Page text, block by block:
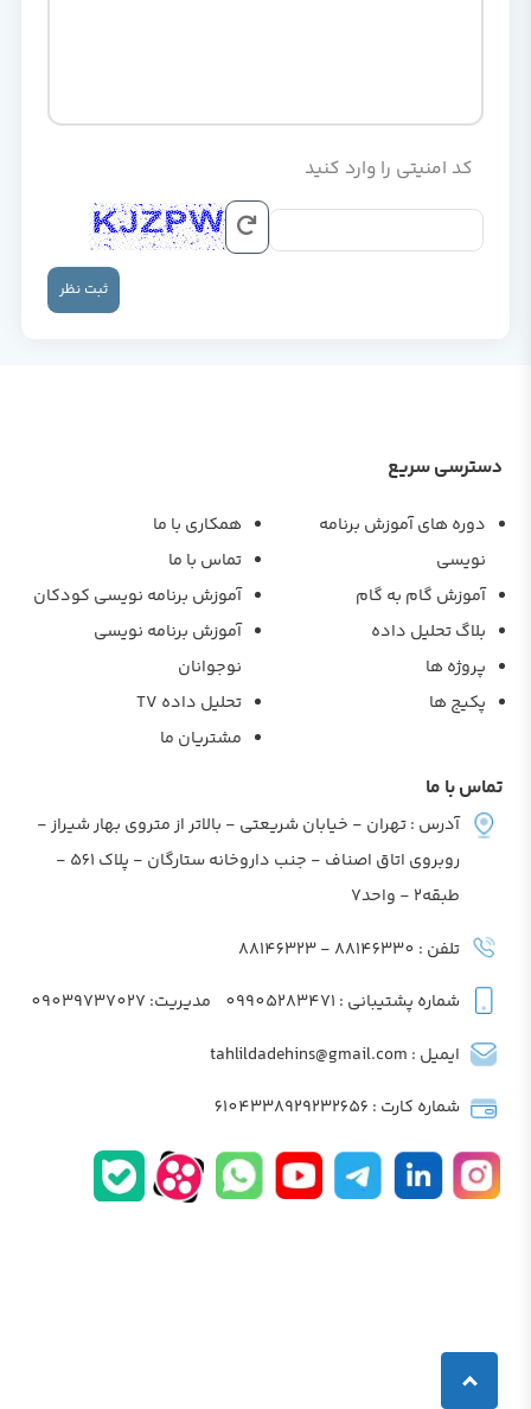
کد امنیتی را وارد کنید
ثبت نظر
دسترسی سریع
دوره های آموزش برنامه
نویسی
آموزش گام به گام
بلاگ تحلیل داده
پروژه ها
پکیج ها
همکاری با ما
تماس با ما
آموزش برنامه نویسی کودکان
آموزش برنامه نویسی
نوجوانان
تحلیل داده TV
مشتریان ما
تماس با ما
آدرس : تهران - خیابان شریعتی - بالاتر از متروی بهار شیراز -
روبروی اتاق اصناف - جنب داروخانه ستارگان - پلاک 561 -
طبقه2 - واحد7
تلفن : 88146330 - 88146323
شماره پشتیبانی : 09905283471 مدیریت: 09039737027
ایمیل : tahlildadehins@gmail.com
شماره کارت : 6104338929232656